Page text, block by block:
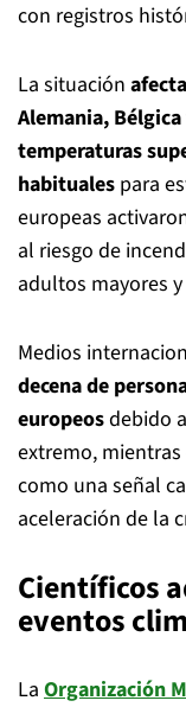
con registros
La situación
Alemania,
temperaturas
habituales para
europeas
al riesgo de
adultos mayores
Medios
decena de
europeosdebido
extremo,
como una señal
aceleración de la
Científicos
eventos
La Organización